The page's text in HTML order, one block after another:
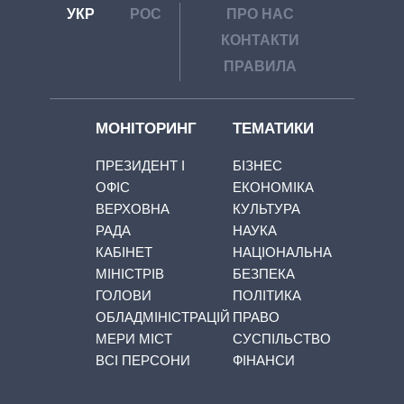
УКР РОС
ПРО НАС
КОНТАКТИ
ПРАВИЛА
МОНІТОРИНГ
ПРЕЗИДЕНТ І
ОФІС
ВЕРХОВНА
РАДА
КАБІНЕТ
МІНІСТРІВ
ГОЛОВИ
ОБЛАДМІНІСТРАЦІЙ
МЕРИ МІСТ
ВСІ ПЕРСОНИ
ТЕМАТИКИ
БІЗНЕС
ЕКОНОМІКА
КУЛЬТУРА
НАУКА
НАЦІОНАЛЬНА
БЕЗПЕКА
ПОЛІТИКА
ПРАВО
СУСПІЛЬСТВО
ФІНАНСИ